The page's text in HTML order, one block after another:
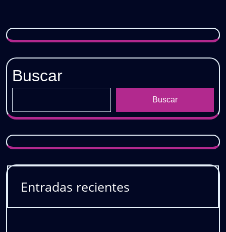
Buscar
Buscar
Entradas recientes